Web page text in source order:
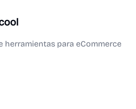
herramientas para eCommerce